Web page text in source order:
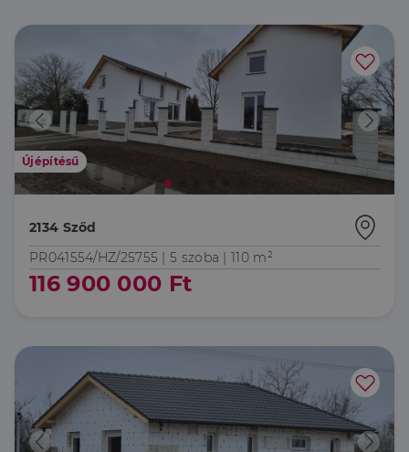
Újépítésű
2134 Sződ
PR041554/HZ/25755 |5 szoba | 110 m²
116 900 000 Ft